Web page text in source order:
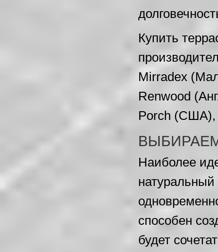
Купить
Mirradex
Renwood
Porch (США),
Наиболее
способен
будет